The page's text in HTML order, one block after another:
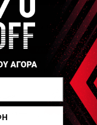
Sha Stone triple ridge